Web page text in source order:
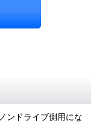
ンドライブ側用にな